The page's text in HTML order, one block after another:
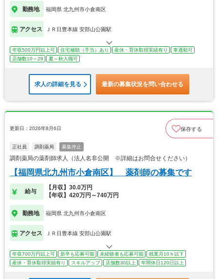
勤務地 福岡県 北九州市小倉南区
アクセス ＪＲ日豊本線 安部山公園駅
年収500万円以上可 住宅補助（手当）あり 産休・育休取得実績有り
車通勤可
店舗数10～29
夏～秋入職可
求人の詳細を見る 最新の募集状況を問い合わせる
更新日：2026年8月6日 保存する
正社員 調剤薬局 募集停止
調剤薬局の薬剤師求人（法人名非公開 ※詳細はお問合せください）
【福岡県北九州市小倉南区】 薬剤師の募集です
給与
【月収】30.0万円
【年収】420万円～740万円
勤務地 福岡県 北九州市小倉南区
アクセス ＪＲ日豊本線 安部山公園駅
年収700万円以上可 新卒も応募可能 未経験者も応募可能
残業月10ｈ以下
産休・育休取得実績有り
スキルアップ 店舗数30以上 年間休日120日以上